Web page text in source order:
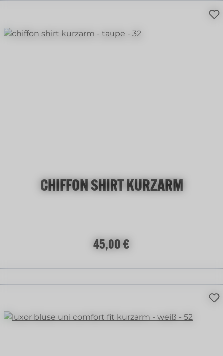
CHIFFON SHIRT KURZARM
Regulärer Preis:
45,00 €